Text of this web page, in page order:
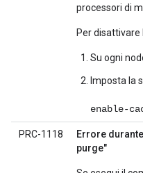
processori di
Per disattivare
Su ogni
Imposta la
enable-
PRC-1118
Errore
purge"